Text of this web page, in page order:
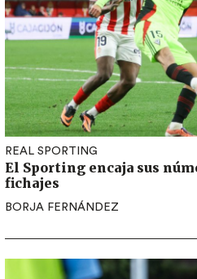
REAL SPORTING
El Sporting encaja sus
fichajes
BORJA FERNÁNDEZ